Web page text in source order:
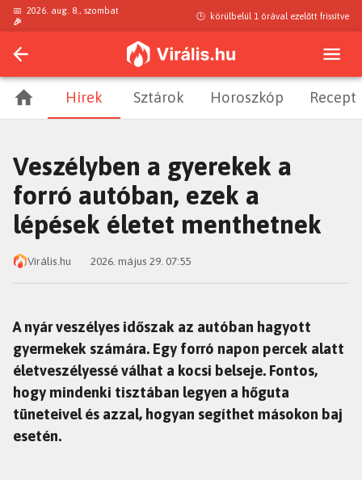
📅 2026. aug. 8., szombat
🎉
🕒 körülbelül 1 órával ezelőtt frissítve
Hírek Sztárok Horoszkóp Recept
Veszélyben a gyerekek a
forró autóban, ezek a
lépések életet menthetnek
Virális.hu 2026. május 29. 07:55
A nyár veszélyes időszak az autóban hagyott
gyermekek számára. Egy forró napon percek alatt
életveszélyessé válhat a kocsi belseje. Fontos,
hogy mindenki tisztában legyen a hőguta
tüneteivel és azzal, hogyan segíthet másokon baj
esetén.